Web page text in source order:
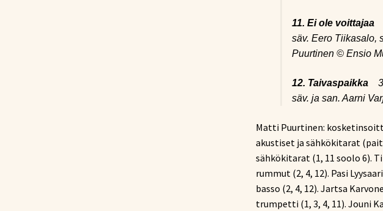
11. Ei ole voittajaa
säv. Eero Tiikasalo,
Puurtinen © Ensio
12. Taivaspaikka
säv. ja san. Aarni
Matti Puurtinen:
akustiset ja sähkökitarat
sähkökitarat (1, 11 soolo 6).
rummut (2, 4, 12). Pasi
basso (2, 4, 12). Jartsa
trumpetti (1, 3, 4, 11). Jouni